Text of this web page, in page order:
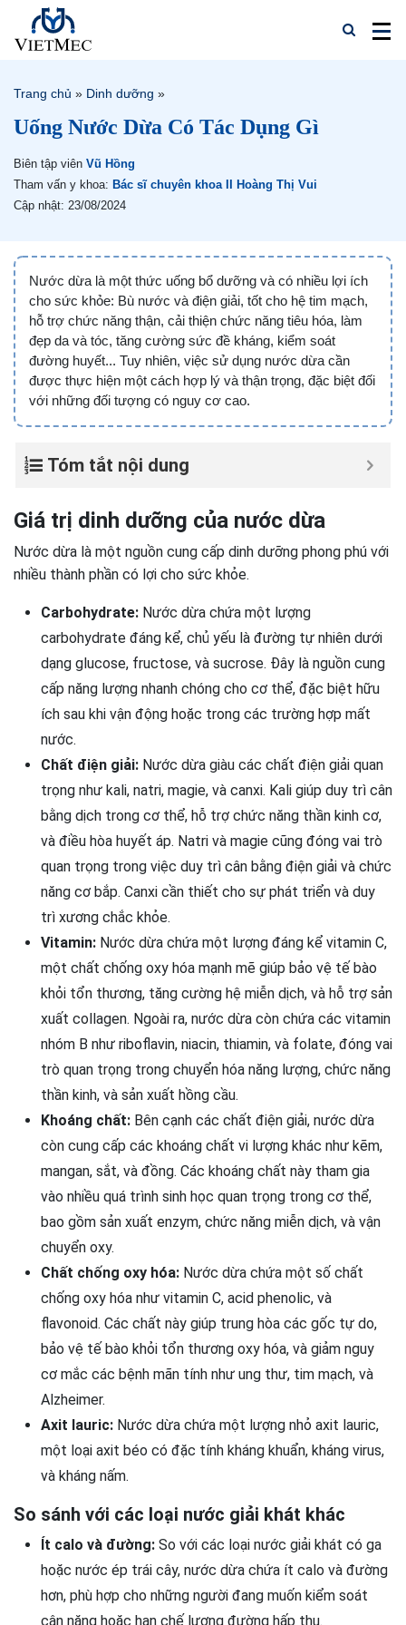
Trang chủ » Dinh dưỡng »
Uống Nước Dừa Có Tác Dụng Gì
Biên tập viên Vũ Hồng
Tham vấn y khoa: Bác sĩ chuyên khoa II Hoàng Thị Vui
Cập nhật: 23/08/2024
Nước dừa là một thức uống bổ dưỡng và có nhiều lợi ích
cho sức khỏe: Bù nước và điện giải, tốt cho hệ tim mạch,
hỗ trợ chức năng thận, cải thiện chức năng tiêu hóa, làm
đẹp da và tóc, tăng cường sức đề kháng, kiểm soát
đường huyết... Tuy nhiên, việc sử dụng nước dừa cần
được thực hiện một cách hợp lý và thận trọng, đặc biệt đối
với những đối tượng có nguy cơ cao.
Tóm tắt nội dung
Giá trị dinh dưỡng của nước dừa
Nước dừa là một nguồn cung cấp dinh dưỡng phong phú với
nhiều thành phần có lợi cho sức khỏe.
Carbohydrate: Nước dừa chứa một lượng
carbohydrate đáng kể, chủ yếu là đường tự nhiên dưới
dạng glucose, fructose, và sucrose. Đây là nguồn cung
cấp năng lượng nhanh chóng cho cơ thể, đặc biệt hữu
ích sau khi vận động hoặc trong các trường hợp mất
nước.
Chất điện giải: Nước dừa giàu các chất điện giải quan
trọng như kali, natri, magie, và canxi. Kali giúp duy trì cân
bằng dịch trong cơ thể, hỗ trợ chức năng thần kinh cơ,
và điều hòa huyết áp. Natri và magie cũng đóng vai trò
quan trọng trong việc duy trì cân bằng điện giải và chức
năng cơ bắp. Canxi cần thiết cho sự phát triển và duy
trì xương chắc khỏe.
Vitamin: Nước dừa chứa một lượng đáng kể vitamin C,
một chất chống oxy hóa mạnh mẽ giúp bảo vệ tế bào
khỏi tổn thương, tăng cường hệ miễn dịch, và hỗ trợ sản
xuất collagen. Ngoài ra, nước dừa còn chứa các vitamin
nhóm B như riboflavin, niacin, thiamin, và folate, đóng vai
trò quan trọng trong chuyển hóa năng lượng, chức năng
thần kinh, và sản xuất hồng cầu.
Khoáng chất: Bên cạnh các chất điện giải, nước dừa
còn cung cấp các khoáng chất vi lượng khác như kẽm,
mangan, sắt, và đồng. Các khoáng chất này tham gia
vào nhiều quá trình sinh học quan trọng trong cơ thể,
bao gồm sản xuất enzym, chức năng miễn dịch, và vận
chuyển oxy.
Chất chống oxy hóa: Nước dừa chứa một số chất
chống oxy hóa như vitamin C, acid phenolic, và
flavonoid. Các chất này giúp trung hòa các gốc tự do,
bảo vệ tế bào khỏi tổn thương oxy hóa, và giảm nguy
cơ mắc các bệnh mãn tính như ung thư, tim mạch, và
Alzheimer.
Axit lauric: Nước dừa chứa một lượng nhỏ axit lauric,
một loại axit béo có đặc tính kháng khuẩn, kháng virus,
và kháng nấm.
So sánh với các loại nước giải khát khác
Ít calo và đường: So với các loại nước giải khát có ga
hoặc nước ép trái cây, nước dừa chứa ít calo và đường
hơn, phù hợp cho những người đang muốn kiểm soát
cân nặng hoặc hạn chế lượng đường hấp thụ.